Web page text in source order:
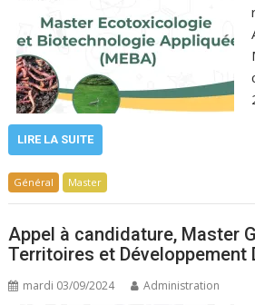
LIRE LA SUITE
Général Master
Appel à candidature, Master
Territoires et Développement
mardi 03/09/2024 Administration